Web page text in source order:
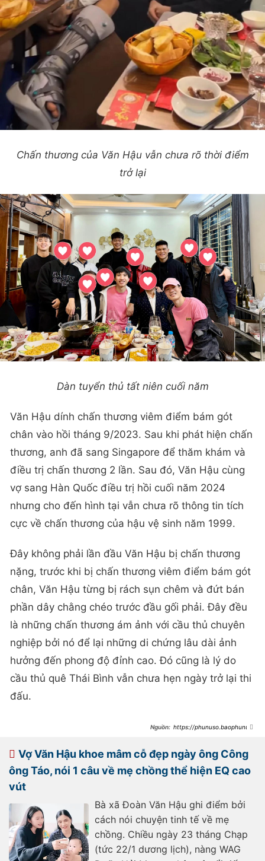
Chấn thương của Văn Hậu vẫn chưa rõ thời điểm
trở lại
Dàn tuyển thủ tất niên cuối năm
Văn Hậu dính chấn thương viêm điểm bám gót
chân vào hồi tháng 9/2023. Sau khi phát hiện chấn
thương, anh đã sang Singapore để thăm khám và
điều trị chấn thương 2 lần. Sau đó, Văn Hậu cùng
vợ sang Hàn Quốc điều trị hồi cuối năm 2024
nhưng cho đến hình tại vẫn chưa rõ thông tin tích
cực về chấn thương của hậu vệ sinh năm 1999.
Đây không phải lần đầu Văn Hậu bị chấn thương
nặng, trước khi bị chấn thương viêm điểm bám gót
chân, Văn Hậu từng bị rách sụn chêm và đứt bán
phần dây chằng chéo trước đầu gối phải. Đây đều
là những chấn thương ám ảnh với cầu thủ chuyên
nghiệp bởi nó để lại những di chứng lâu dài ảnh
hưởng đến phong độ đỉnh cao. Đó cũng là lý do
cầu thủ quê Thái Bình vẫn chưa hẹn ngày trở lại thi
đấu.
https://phunuso.baophunuth
chan-nep-kin-giua-buoi-tiec-tat-
nien-193250123103421966.htm
Vợ Văn Hậu khoe mâm cỗ đẹp ngày ông Công
ông Táo, nói 1 câu về mẹ chồng thể hiện EQ cao
vút
Bà xã Đoàn Văn Hậu ghi điểm bởi
cách nói chuyện tinh tế về mẹ
chồng. Chiều ngày 23 tháng Chạp
(tức 22/1 dương lịch), nàng WAG